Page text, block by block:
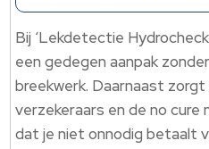
Bij ‘Lekdetectie
een gedegen aanpak
breekwerk. Daarnaast
verzekeraars en de no cure
dat je niet onnodig betaalt